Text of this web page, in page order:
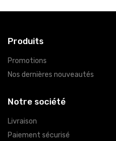
Produits
Promotions
Nos dernières nouveautés
Notre société
Livraison
Paiement sécurisé